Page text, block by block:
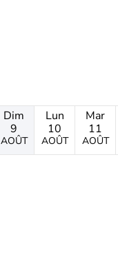
Dim
9
AOÛT
Lun
10
AOÛT
Mar
11
AOÛT